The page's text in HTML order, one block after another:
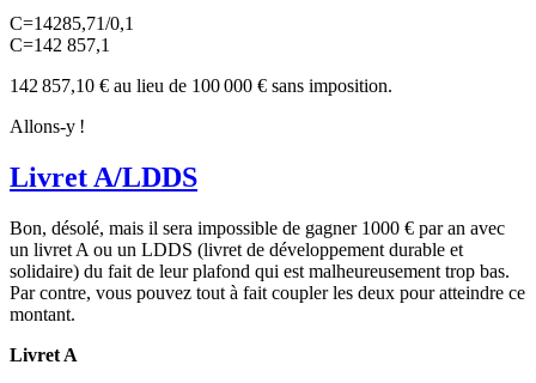
C=14285,71/0,1
C=142 857,1
142 857,10 € au lieu de 100 000 € sans imposition.
Allons-y !
Livret A/LDDS
Bon, désolé, mais il sera impossible de gagner 1000 € par an avec
un livret A ou un LDDS (livret de développement durable et
solidaire) du fait de leur plafond qui est malheureusement trop bas.
Par contre, vous pouvez tout à fait coupler les deux pour atteindre ce
montant.
Livret A